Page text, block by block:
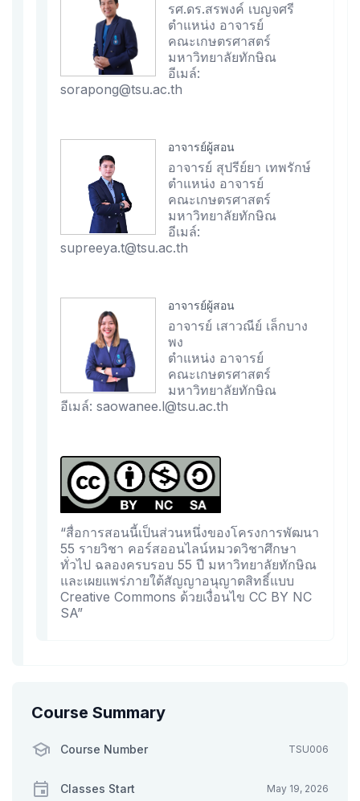
รศ.ดร.สรพงค์ เบญจศรี
ตำแหน่ง อาจารย์
คณะเกษตรศาสตร์
มหาวิทยาลัยทักษิณ
อีเมล์:
sorapong@tsu.ac.th
อาจารย์ผู้สอน
อาจารย์ สุปรีย์ยา เทพรักษ์
ตำแหน่ง อาจารย์
คณะเกษตรศาสตร์
มหาวิทยาลัยทักษิณ
อีเมล์:
supreeya.t@tsu.ac.th
อาจารย์ผู้สอน
อาจารย์ เสาวณีย์ เล็กบาง
พง
ตำแหน่ง อาจารย์
คณะเกษตรศาสตร์
มหาวิทยาลัยทักษิณ
อีเมล์: saowanee.l@tsu.ac.th
“สื่อการสอนนี้เป็นส่วนหนึ่งของโครงการพัฒนา
55 รายวิชา คอร์สออนไลน์หมวดวิชาศึกษา
ทั่วไป ฉลองครบรอบ 55 ปี มหาวิทยาลัยทักษิณ
และเผยแพร่ภายใต้สัญญาอนุญาตสิทธิ์แบบ
Creative Commons ด้วยเงื่อนไข CC BY NC
SA”
Course Summary
Course Number TSU006
Classes Start May 19, 2026